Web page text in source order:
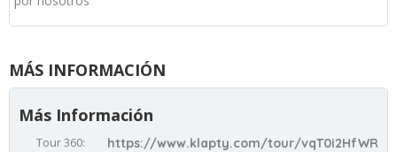
MÁS INFORMACIÓN
Más Información
Tour 360: https://www.klapty.com/tour/vqT0i2HfWR